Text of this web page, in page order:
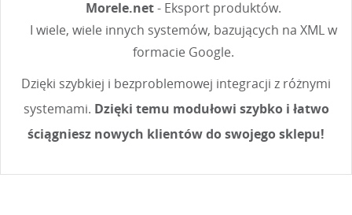
Morele.net- Eksport produktów.
I wiele, wiele innych systemów, bazujących na XML w
formacie Google.
Dzięki szybkiej i bezproblemowej integracji z różnymi
systemami. Dzięki temu modułowi szybko i łatwo
ściągniesz nowych klientów do swojego sklepu!